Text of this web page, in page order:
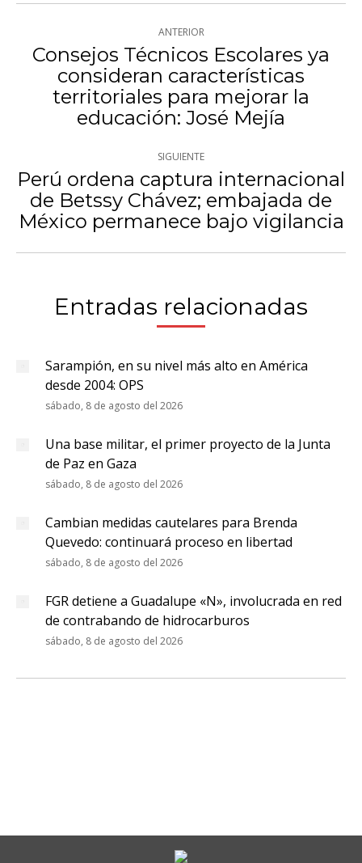
Navegación
entre
publicaciones
ANTERIOR
Publicación
anterior:
Consejos Técnicos Escolares ya
consideran características
territoriales para mejorar la
educación: José Mejía
SIGUIENTE
Publicación
siguiente:
Perú ordena captura internacional
de Betssy Chávez; embajada de
México permanece bajo vigilancia
Entradas relacionadas
Sarampión, en su nivel más alto en América
desde 2004: OPS
sábado, 8 de agosto del 2026
Una base militar, el primer proyecto de la Junta
de Paz en Gaza
sábado, 8 de agosto del 2026
Cambian medidas cautelares para Brenda
Quevedo: continuará proceso en libertad
sábado, 8 de agosto del 2026
FGR detiene a Guadalupe «N», involucrada en red
de contrabando de hidrocarburos
sábado, 8 de agosto del 2026